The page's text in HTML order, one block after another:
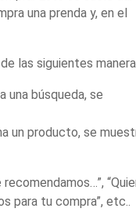
una prenda y, en el
de las siguientes
una búsqueda, se
un producto, se
para tu compra”, etc..